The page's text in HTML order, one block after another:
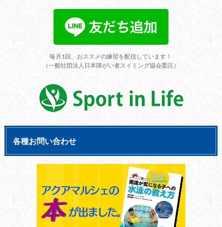
毎月1回、おススメの練習を配信しています！
（一般社団法人日本障がい者スイミング協会委託）
各種お問い合わせ